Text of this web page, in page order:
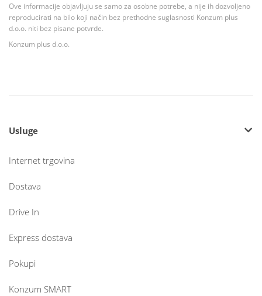
Ove informacije objavljuju se samo za osobne potrebe, a nije ih dozvoljeno
reproducirati na bilo koji način bez prethodne suglasnosti Konzum plus
d.o.o. niti bez pisane potvrde.
Konzum plus d.o.o.
Usluge
Internet trgovina
Dostava
Drive In
Express dostava
Pokupi
Konzum SMART